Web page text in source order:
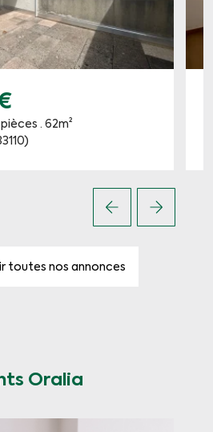
· 62m²
toutes nos annonces
Oralia